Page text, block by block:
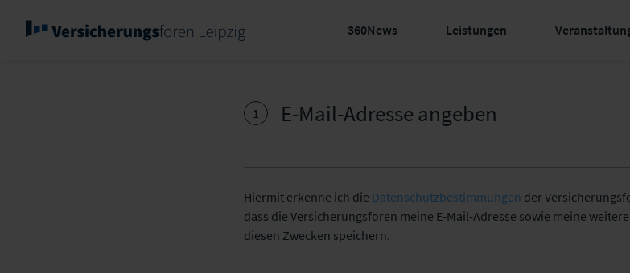
360News Leistungen
1 E-Mail-Adresse angeben
Hiermit erkenne ich die Datenschutzbestimmungen der
dass die Versicherungsforen meine E-Mail-Adresse sowie meine
diesen Zwecken speichern.